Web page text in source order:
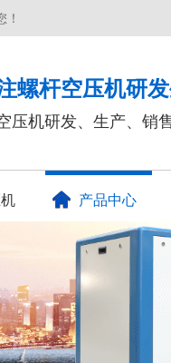
螺杆空压机研
压机研发、生产、销
产品中心